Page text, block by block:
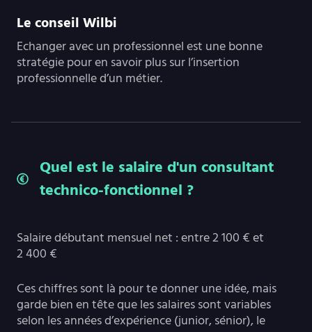
Le conseil Wilbi
Echanger avec un professionnel est une bonne
stratégie pour en savoir plus sur l’insertion
professionnelle d’un métier.
Quel est le salaire d'un consultant
technico-fonctionnel ?
Salaire débutant mensuel net : entre 2 100 € et
2 400 €
Ces chiffres sont là pour te donner une idée, mais
garde bien en tête que les salaires sont variables
selon les années d’expérience (junior, sénior), le